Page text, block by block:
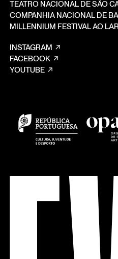
TEATRO NACIONAL DE SÃO
COMPANHIA NACIONAL DE
MILLENNIUM FESTIVAL AO
INSTAGRAM
FACEBOOK
YOUTUBE